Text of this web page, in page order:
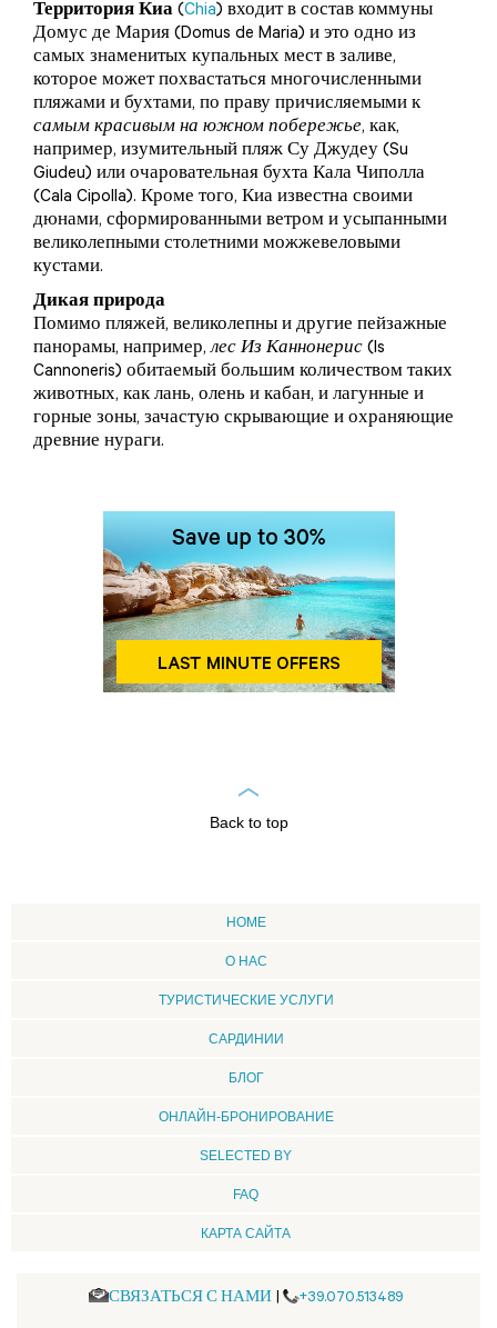
Территория Киа (Chia) входит в состав коммуны
Домус де Мария (Domus de Maria) и это одно из
самых знаменитых купальных мест в заливе,
которое может похвастаться многочисленными
пляжами и бухтами, по праву причисляемыми к
самым красивым на южном побережье, как,
например, изумительный пляж Су Джудеу (Su
Giudeu) или очаровательная бухта Кала Чиполла
(Cala Cipolla). Кроме того, Киа известна своими
дюнами, сформированными ветром и усыпанными
великолепными столетними можжевеловыми
кустами.
Дикая природа
Помимо пляжей, великолепны и другие пейзажные
панорамы, например,лес Из Каннонерис (Is
Cannoneris) обитаемый большим количеством таких
животных, как лань, олень и кабан, и лагунные и
горные зоны, зачастую скрывающие и охраняющие
древние нураги.
Back to top
HOME
О НАС
ТУРИСТИЧЕСКИЕ УСЛУГИ
CАРДИНИИ
БЛОГ
ОНЛАЙН-БРОНИРОВАНИЕ
SELECTED BY
FAQ
КАРТА САЙТА
СВЯЗАТЬСЯ С НАМИ | +39.070.513489